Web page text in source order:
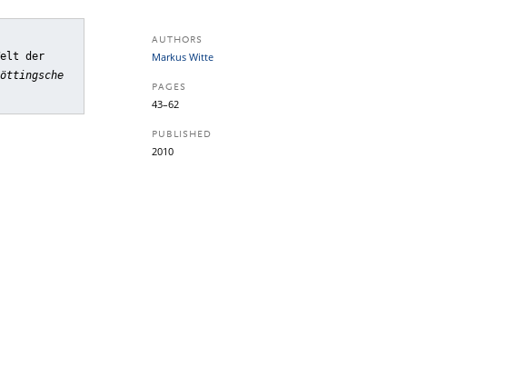
der
AUTHORS
Markus Witte
PAGES
43–62
PUBLISHED
2010